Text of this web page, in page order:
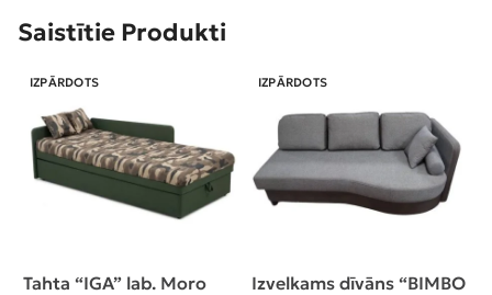
Saistītie Produkti
IZPĀRDOTS
Tahta “IGA” lab. Moro
IZPĀRDOTS
Izvelkams dīvāns “BIMBO